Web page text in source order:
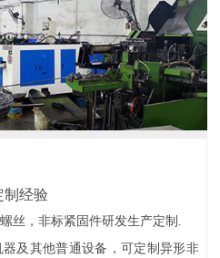
制经验
丝，非标紧固件研发生产定制.
及其他普通设备，可定制异形非